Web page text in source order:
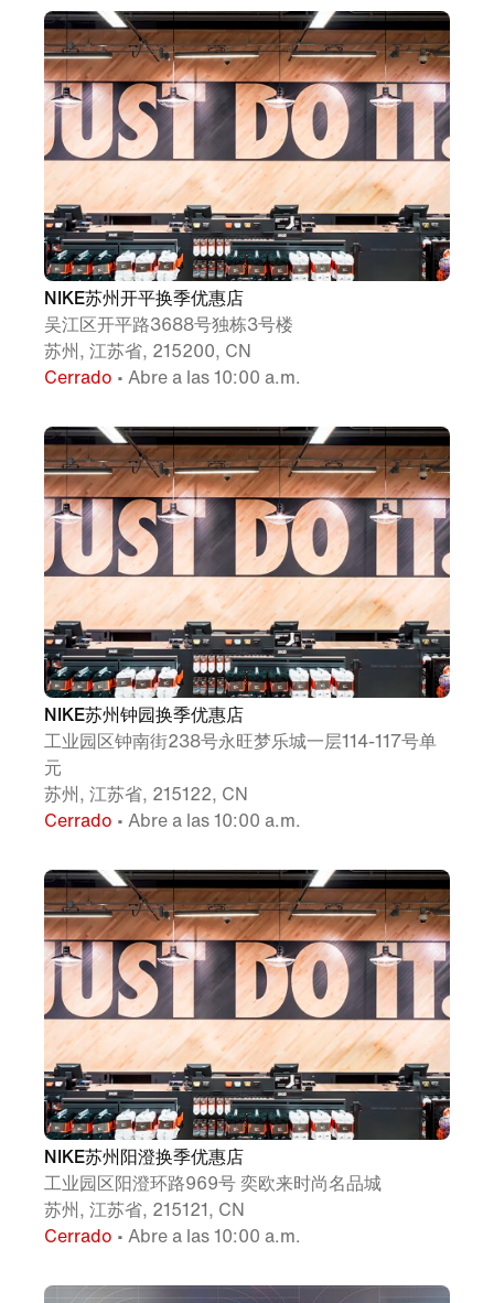
NIKE苏州开平换季优惠店
吴江区开平路3688号独栋3号楼
苏州, 江苏省, 215200, CN
Cerrado • Abre a las 10:00 a.m.
NIKE苏州钟园换季优惠店
工业园区钟南街238号永旺梦乐城一层114-117号单
元
苏州, 江苏省, 215122, CN
Cerrado • Abre a las 10:00 a.m.
NIKE苏州阳澄换季优惠店
工业园区阳澄环路969号 奕欧来时尚名品城
苏州, 江苏省, 215121, CN
Cerrado • Abre a las 10:00 a.m.